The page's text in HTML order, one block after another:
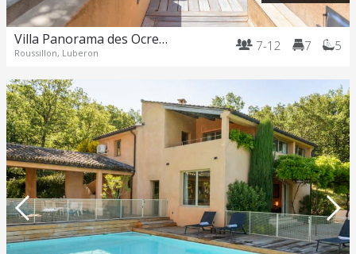
Villa Panorama des Ocres – Roussillon
Roussillon, Luberon 7-12 7 5